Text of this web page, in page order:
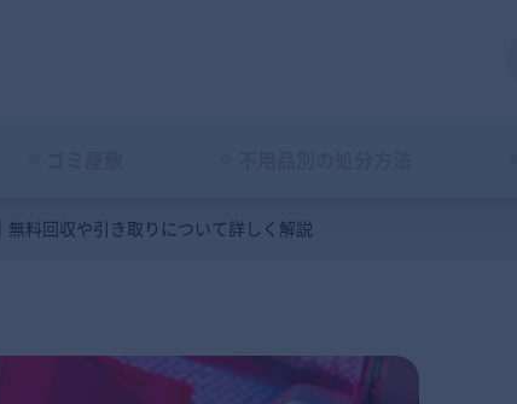
無料回収や引き取りについて詳しく解説